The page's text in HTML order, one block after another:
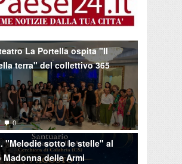
La Portella ospita "Il
terra" del collettivo 365
0
"Melodie sotto le stelle" al
Madonna delle Armi